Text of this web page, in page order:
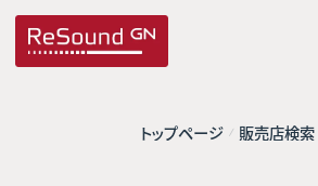
トップページ 販売店検索